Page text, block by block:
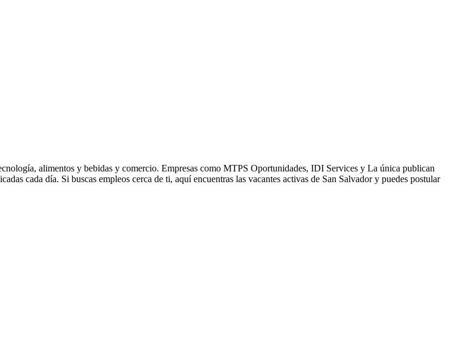
alimentos y bebidas y comercio. Empresas como MTPS Oportunidades, IDI Services y La única publican
cada día. Si buscas empleos cerca de ti, aquí encuentras las vacantes activas de San Salvador y puedes postular